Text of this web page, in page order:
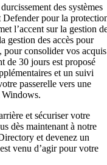
des systèmes
pour la
l’accent sur la gestion
gestion des accès pour
pour consolider vos acquis
de 30 jours est proposé
et un suivi
passerelle vers une
Windows.
et sécuriser votre
dès maintenant à notre
et devenez un
venu d’agir pour votre